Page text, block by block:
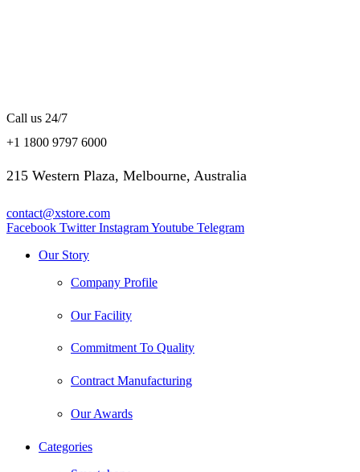
Call us 24/7
+1 1800 9797 6000
215 Western Plaza, Melbourne, Australia
contact@xstore.com
Facebook Twitter InstagramYoutube Telegram
Our Story
Company Profile
Our Facility
Commitment To Quality
Contract Manufacturing
Our Awards
Categories